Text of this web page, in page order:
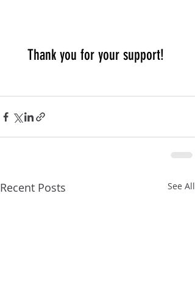
Thank you for your support!
Recent Posts See All